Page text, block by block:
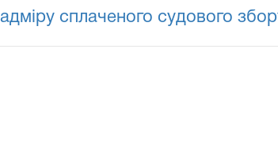
сплаченого судового